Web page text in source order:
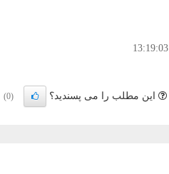
13:19:03
این مطلب را می پسندید؟ (0)